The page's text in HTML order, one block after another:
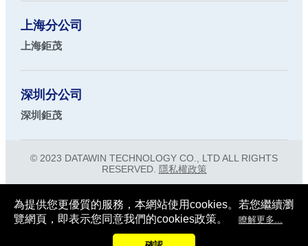
上海分公司
上海鉅茂
深圳分公司
深圳鉅茂
© 2023 DATAWIN TECHNOLOGY CO., LTDALL RIGHTS
RESERVED.
隱私權政策
為提供您更優質的服務，本網站使用cookies。若您繼續瀏
覽網頁，即表示您同意我們的cookies政策。
瞭解更多...